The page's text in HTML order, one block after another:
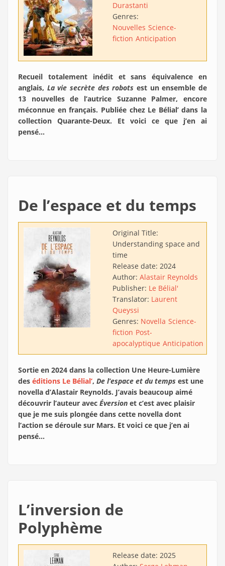
Durastanti
Genres:
Nouvelles Science-
fiction Anticipation
Recueil totalement inédit et sans équivalence en
anglais, La vie secrète des robots est un ensemble de
13 nouvelles de l’autrice Suzanne Palmer, encore
méconnue en français. Publiée chez Le Bélial’ dans la
collection Quarante-Deux. Et voici ce que j’en ai
pensé…
De l’espace et du temps
Original Title:
Understanding space and
time
Release date: 2024
Author: Alastair Reynolds
Publisher: Le Bélial'
Translator: Laurent
Queyssi
Genres: Novella Science-
fiction Post-
apocalyptique Anticipation
Sortie en 2024 dans la collection Une Heure-Lumière
des éditions Le Bélial’, De l’espace et du temps est une
novella d’Alastair Reynolds. J’avais beaucoup aimé
découvrir l’auteur avec Éversion et c’est avec plaisir
que je me suis plongée dans cette novella dont
l’action se déroule sur Mars. Et voici ce que j’en ai
pensé…
L’inversion de
Polyphème
Release date: 2025